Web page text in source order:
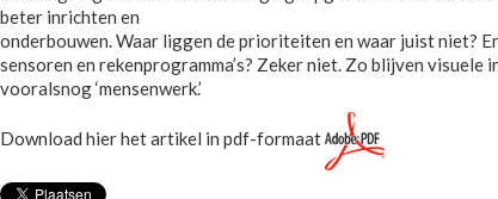
beter inrichten en
onderbouwen. Waar liggen de prioriteiten en waar juist niet?
sensoren en rekenprogramma’s? Zeker niet. Zo blijven
vooralsnog ‘mensenwerk.’
Download hier het artikel in pdf-formaat